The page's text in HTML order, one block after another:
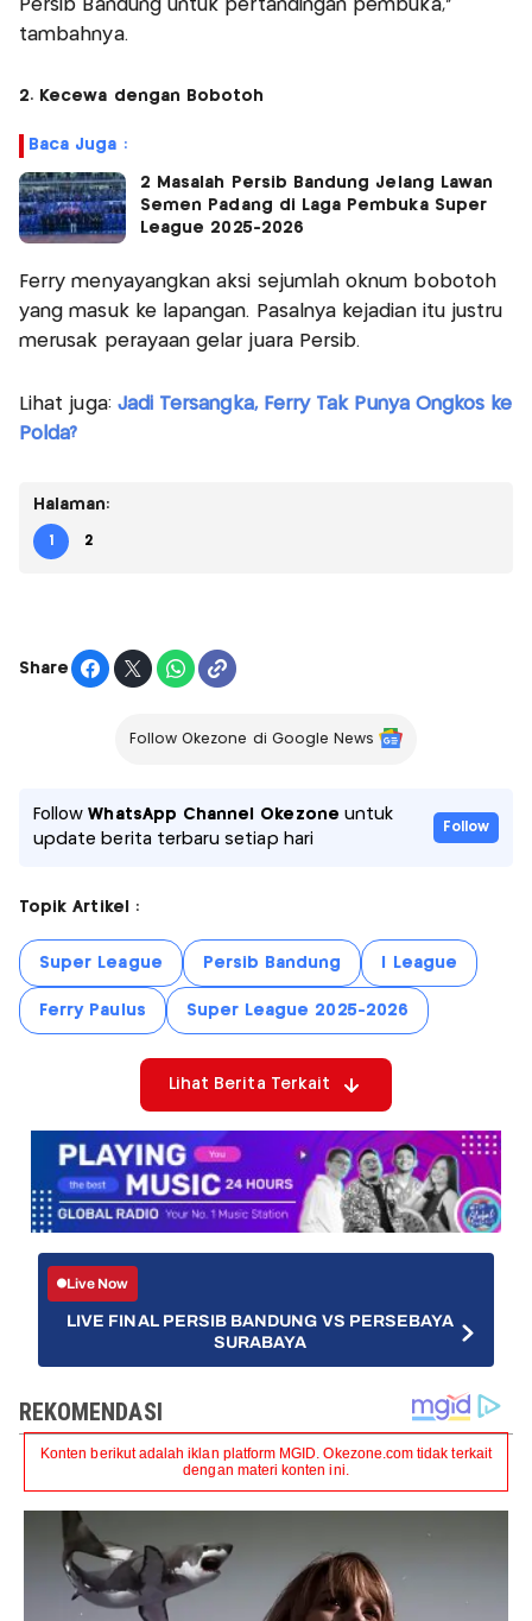
Persib Bandung untuk pertandingan pembuka,"
tambahnya.
2. Kecewa dengan Bobotoh
Baca Juga :
2 Masalah Persib Bandung Jelang Lawan
Semen Padang di Laga Pembuka Super
League 2025-2026
Ferry menyayangkan aksi sejumlah oknum bobotoh
yang masuk ke lapangan. Pasalnya kejadian itu justru
merusak perayaan gelar juara Persib.
Lihat juga: Jadi Tersangka, Ferry Tak Punya Ongkos ke
Polda?
Halaman:
1 2
Share
Follow Okezone di Google News
FollowWhatsApp Channel Okezone untuk
update berita terbaru setiap hari
Follow
Topik Artikel :
Super League Persib Bandung I League
Ferry Paulus Super League 2025-2026
Lihat Berita Terkait
Live Now
LIVE FINAL PERSIB BANDUNG VS PERSEBAYA
SURABAYA